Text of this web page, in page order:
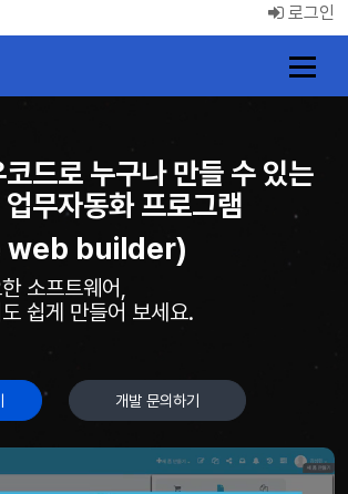
로그인
드로 누구나 만들 수 있는
무자동화 프로그램
builder)
소프트웨어,
쉽게 만들어 보세요.
개발 문의하기